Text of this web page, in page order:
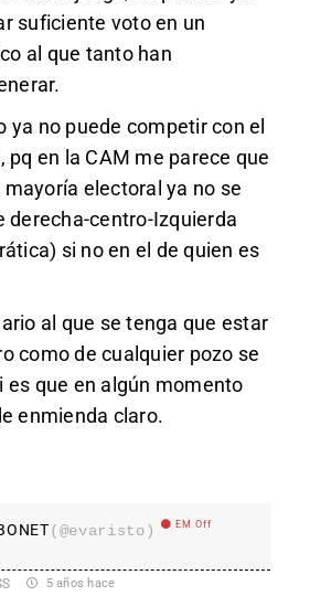
suficiente voto en un
al que tanto han
ya no puede competir con el
pq en la CAM me parece que
mayoría electoral ya no se
derecha-centro-Izquierda
si no en el de quien es
al que se tenga que estar
como de cualquier pozo se
es que en algún momento
enmienda claro.
(@evaristo) EM Off
5 años hace